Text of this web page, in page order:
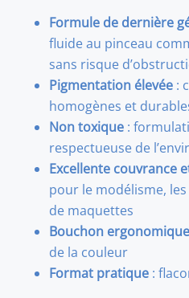
Formule de dernière
fluide au pinceau
sans risque
Pigmentation élevée:
homogènes et
Non toxique:
respectueuse de
Excellente couvrance
pour le modélisme,
de maquettes
Bouchon ergonomique
de la couleur
Format pratique: